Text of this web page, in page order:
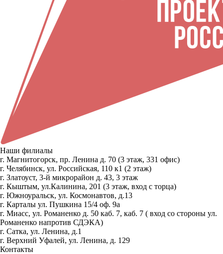
Наши филиалы
г. Магнитогорск, пр. Ленина д. 70 (3 этаж, 331 офис)
г. Челябинск, ул. Российская, 110 к1 (2 этаж)
г. Златоуст, 3-й микрорайон д. 43, 3 этаж
г. Кыштым, ул.Калинина, 201 (3 этаж, вход с торца)
г. Южноуральск, ул. Космонавтов, д.13
г. Карталы ул. Пушкина 15/4 оф. 9а
г. Миасс, ул. Романенко д. 50 каб. 7, каб. 7 ( вход со стороны ул.
Романенко напротив СДЭКА)
г. Сатка, ул. Ленина, д.1
г. Верхний Уфалей, ул. Ленина, д. 129
Контакты